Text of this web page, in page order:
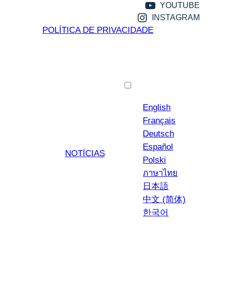
YOUTUBE
INSTAGRAM
POLÍTICA DE PRIVACIDADE
NOTÍCIAS
English
Français
Deutsch
Español
Polski
ภาษาไทย
日本語
中文 (简体)
한국어